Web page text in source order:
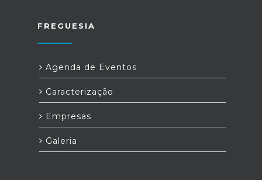
FREGUESIA
Agenda de Eventos
Caracterização
Empresas
Galeria